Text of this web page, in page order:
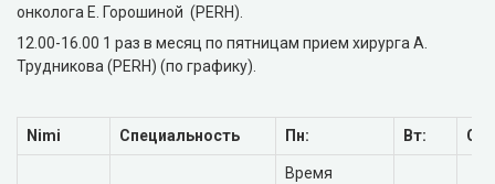
онколога Е. Горошиной (PERH).
12.00-16.00 1 раз в месяц по пятницам прием хирурга А.
Трудникова (PERH) (по графику).
Nimi Специальность Пн: Вт: Ср:
Время